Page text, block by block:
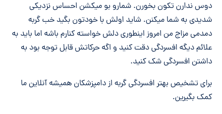
دوس ندارن تکون بخورن. شمارو بو میکشن احساس نزدیکی
شدیدی به شما میکنن. شاید اولش با خودتون بگید خب گربه
دمدمی مزاج من امروز اینطوری دلش خواسته کنارم باشه اما باید به
علائم دیگه افسردگی دقت کنید و اگه حرکاتش قابل توجه بود به
داشتن افسردگی شک کنید.
برای تشخیص بهتر افسردگی گربه از دامپزشکان همیشه آنلاین ما
کمک بگیرین.